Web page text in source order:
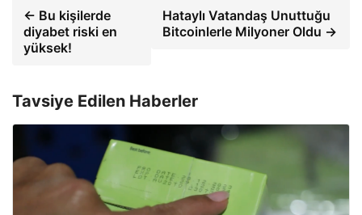
← Bu kişilerde
diyabet riski en
yüksek!
Hataylı Vatandaş Unuttuğu
Bitcoinlerle Milyoner Oldu →
Tavsiye Edilen Haberler